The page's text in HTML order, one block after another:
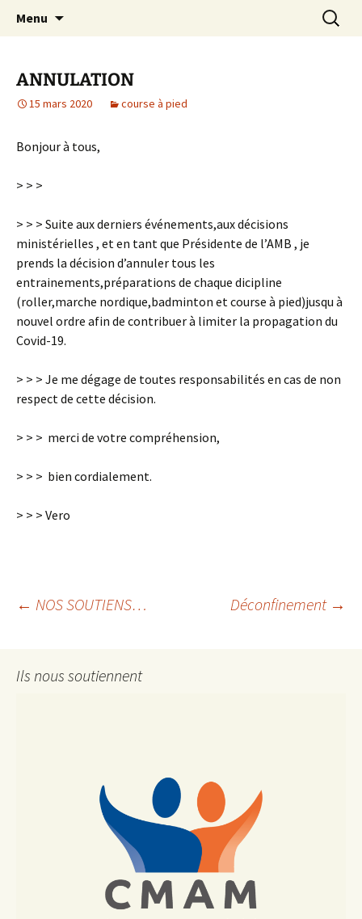
AMB55
Le site web de l'Association Multisports
Barisienne : Badminton, course à pied,
Menu
ANNULATION
15 mars 2020 course à pied
Bonjour à tous,
> > >
> > > Suite aux derniers événements,aux décisions
ministérielles , et en tant que Présidente de l’AMB , je
prends la décision d’annuler tous les
entrainements,préparations de chaque dicipline
(roller,marche nordique,badminton et course à pied)jusqu à
nouvel ordre afin de contribuer à limiter la propagation du
Covid-19.
> > > Je me dégage de toutes responsabilités en cas de non
respect de cette décision.
> > > merci de votre compréhension,
> > > bien cordialement.
> > > Vero
Navigation
des
← NOS SOUTIENS… Déconfinement →
Ils nous soutiennent